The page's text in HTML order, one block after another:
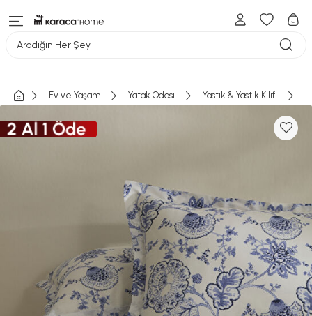
Aradığın Her Şey
Ev ve Yaşam Yatak Odası Yastık & Yastık Kılıfı